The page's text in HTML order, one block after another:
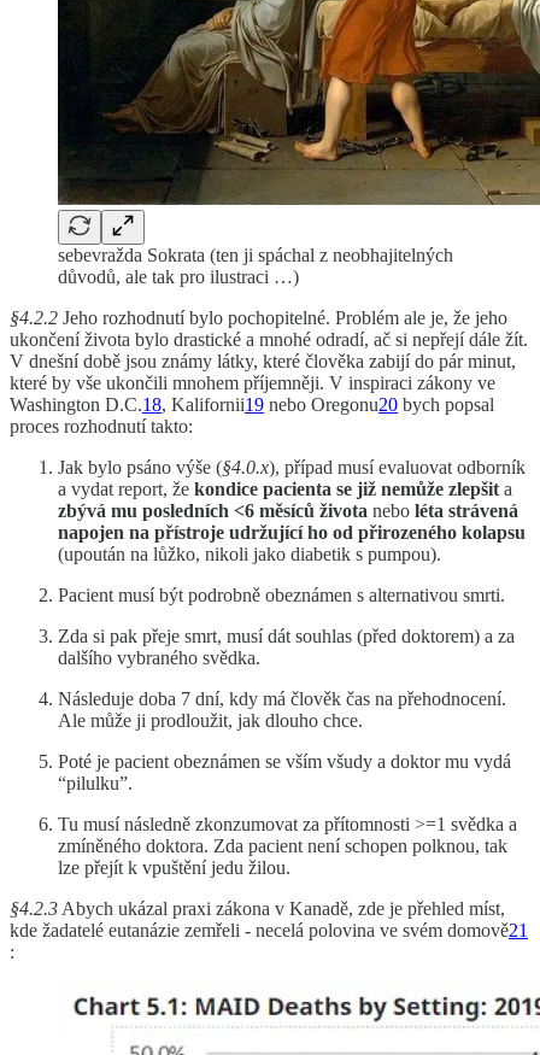
sebevražda Sokrata (ten ji spáchal z neobhajitelných
důvodů, ale tak pro ilustraci …)
§4.2.2 Jeho rozhodnutí bylo pochopitelné. Problém ale je, že jeho
ukončení života bylo drastické a mnohé odradí, ač si nepřejí dále žít.
V dnešní době jsou známy látky, které člověka zabijí do pár minut,
které by vše ukončili mnohem příjemněji. V inspiraci zákony ve
Washington D.C.18, Kalifornii19 nebo Oregonu20 bych popsal
proces rozhodnutí takto:
Jak bylo psáno výše (§4.0.x), případ musí evaluovat odborník
a vydat report, že kondice pacienta se již nemůže zlepšit a
zbývá mu posledních <6 měsíců života nebo léta strávená
napojen na přístroje udržující ho od přirozeného kolapsu
(upoután na lůžko, nikoli jako diabetik s pumpou).
Pacient musí být podrobně obeznámen s alternativou smrti.
Zda si pak přeje smrt, musí dát souhlas (před doktorem) a za
dalšího vybraného svědka.
Následuje doba 7 dní, kdy má člověk čas na přehodnocení.
Ale může ji prodloužit, jak dlouho chce.
Poté je pacient obeznámen se vším všudy a doktor mu vydá
“pilulku”.
Tu musí následně zkonzumovat za přítomnosti >=1 svědka a
zmíněného doktora. Zda pacient není schopen polknou, tak
lze přejít k vpuštění jedu žilou.
§4.2.3 Abych ukázal praxi zákona v Kanadě, zde je přehled míst,
kde žadatelé eutanázie zemřeli - necelá polovina ve svém domově21
: